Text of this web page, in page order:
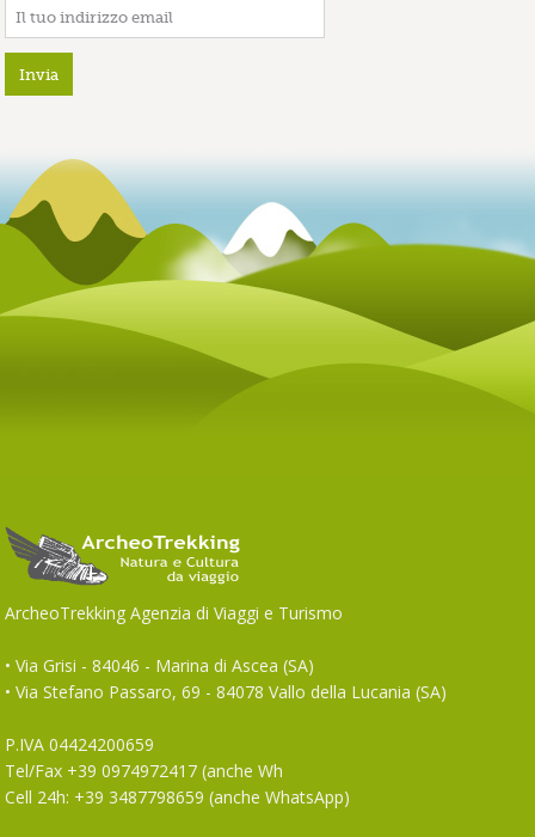
ArcheoTrekking Agenzia di Viaggi e Turismo
• Via Grisi - 84046 - Marina di Ascea (SA)
• Via Stefano Passaro, 69 - 84078 Vallo della Lucania (SA)
P.IVA 04424200659
Tel/Fax +39 0974972417 (anche Wh
Cell 24h: +39 3487798659 (anche WhatsApp)